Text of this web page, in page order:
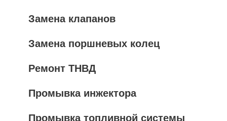
Замена клапанов
Замена поршневых колец
Ремонт ТНВД
Промывка инжектора
Промывка топливной системы